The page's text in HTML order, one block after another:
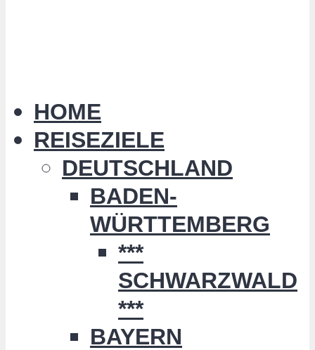
HOME
REISEZIELE
DEUTSCHLAND
BADEN-
WÜRTTEMBERG
***
SCHWARZWALD
***
BAYERN